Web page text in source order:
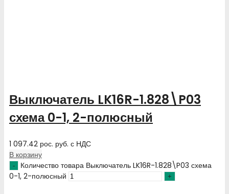
Выключатель LK16R-1.828\P03
схема 0-1, 2-полюсный
1 097.42 рос. руб. с НДС
В корзину
Количество товара Выключатель LK16R-1.828\P03 схема
0-1, 2-полюсный